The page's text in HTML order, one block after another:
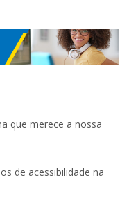
que merece a nossa
de acessibilidade na